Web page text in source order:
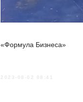
«Формула Бизнеса»